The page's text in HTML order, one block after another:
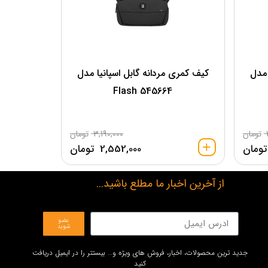
مدل
تومان
تومان
کیف کمری مردانه گابل اسپانیا مدل
545664 Flash
3,190,000 تومان
2,552,000 تومان
از آخرین اخبار ما مطلع باشید...
عضو
شوید
جدید ترین محصولات، اخبار، فروش های ویژه و… بیستتر را در ایمیل دریافت
کنید